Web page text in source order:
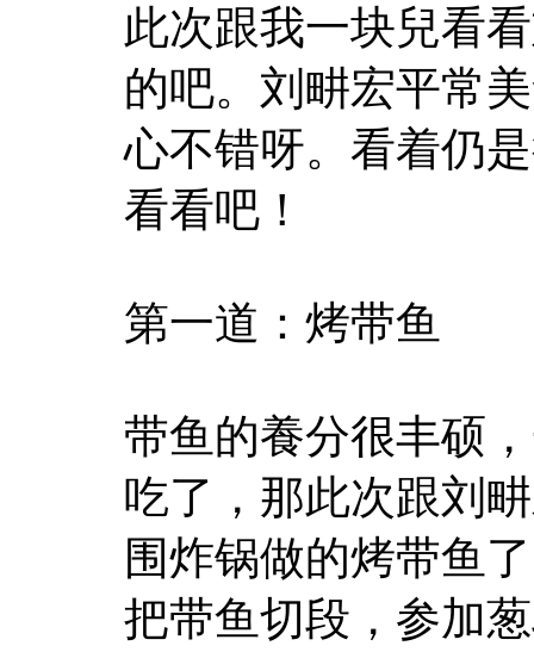
此次跟我一块兒看
的吧。刘畊宏平常
心不错呀。看着仍
看看吧！
第一道：烤带鱼
带鱼的養分很丰硕
吃了，那此次跟刘
围炸锅做的烤带鱼
把带鱼切段，参加